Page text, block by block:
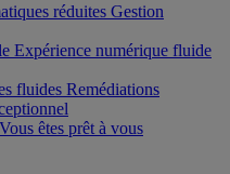
réduites Gestion
Expérience numérique fluide
fluides Remédiations
Vous êtes prêt à vous